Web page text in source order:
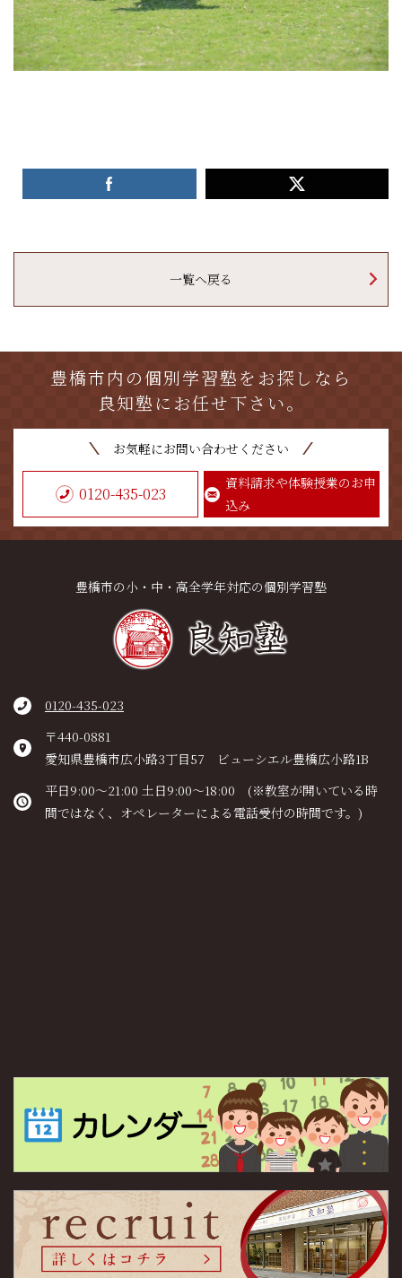
一覧へ戻る
豊橋市内の個別学習塾をお探しなら
良知塾にお任せ下さい。
お気軽にお問い合わせください
0120-435-023
資料請求や体験授業のお申
込み
豊橋市の小・中・高全学年対応の個別学習塾
0120-435-023
〒440-0881
愛知県豊橋市広小路3丁目57 ビューシエル豊橋広小路1B
平日9:00～21:00 土日9:00～18:00 (※教室が開いている時
間ではなく、オペレーターによる電話受付の時間です。)